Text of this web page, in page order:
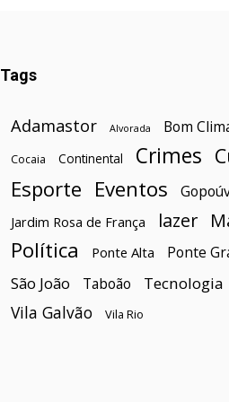
Tags
Adamastor Alvorada Bom
Cocaia Continental Crimes
Esporte Eventos
Jardim Rosa de França lazer
Política Ponte Alta Ponte
São João Taboão Tecnologia
Vila Galvão Vila Rio